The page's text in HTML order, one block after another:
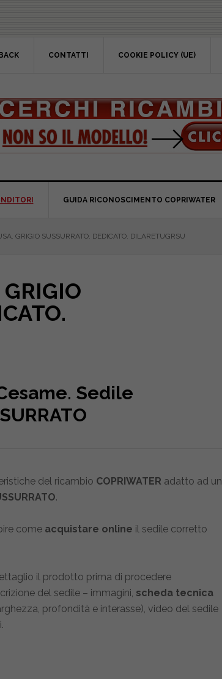
CONTATTI COOKIE POLICY (UE)
GUIDA RICONOSCIMENTO COPRIWATER
GRIGIO SUSSURRATO. DEDICATO. DILARETUGRSU
Sedile
del ricambio COPRIWATER adatto ad un
.
come acquistare online il sedile corretto
il prodotto prima di procedere
del sedile – immagini, scheda tecnica
profondità e interasse), video del sedile